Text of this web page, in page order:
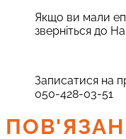
Якщо ви мали
зверніться до
Записатися на
050-428-03-51